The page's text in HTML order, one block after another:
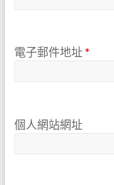
電子郵件地址*
個人網站網址